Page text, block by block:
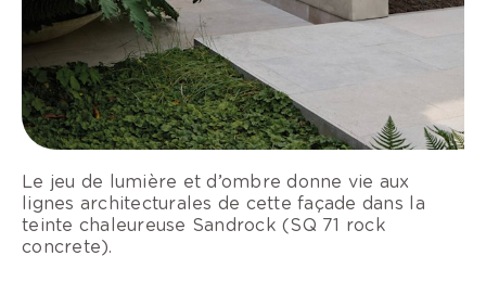
Le jeu de lumière et d’ombre donne vie aux
lignes architecturales de cette façade dans la
teinte chaleureuse Sandrock (SQ 71 rock
concrete).